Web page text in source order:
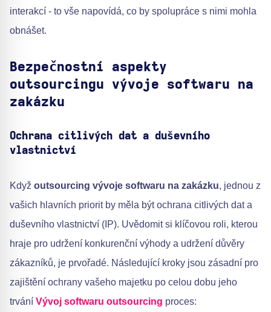
interakcí - to vše napovídá, co by spolupráce s nimi mohla
obnášet.
Bezpečnostní aspekty
outsourcingu vývoje softwaru na
zakázku
Ochrana citlivých dat a duševního
vlastnictví
Když outsourcing vývoje softwaru na zakázku, jednou z
vašich hlavních priorit by měla být ochrana citlivých dat a
duševního vlastnictví (IP). Uvědomit si klíčovou roli, kterou
hraje pro udržení konkurenční výhody a udržení důvěry
zákazníků, je prvořadé. Následující kroky jsou zásadní pro
zajištění ochrany vašeho majetku po celou dobu jeho
trvání Vývoj softwaru outsourcing proces: